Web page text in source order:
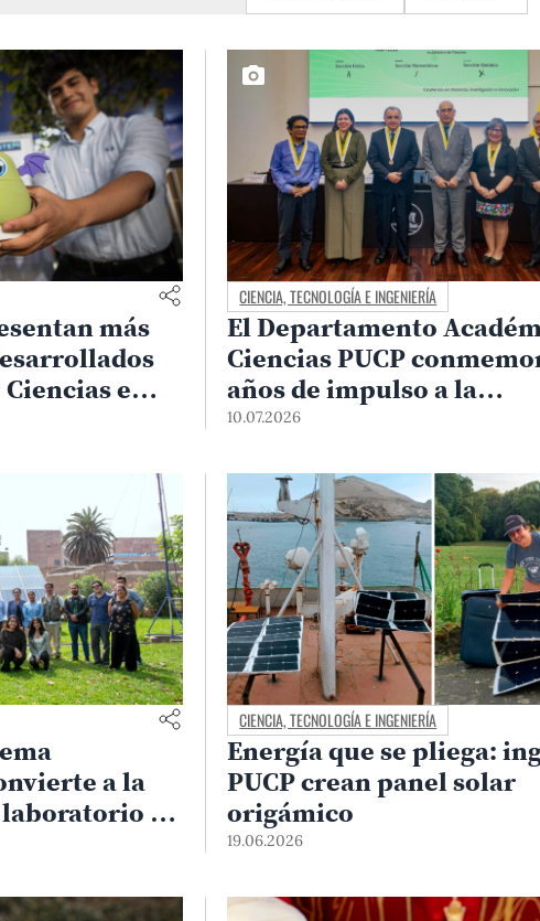
más
e
a
CIENCIA, TECNOLOGÍA E INGENIERÍA
El Departamento
Ciencias PUCP
años de impulso a la
investigación y la
10.07.2026
a la
de
CIENCIA, TECNOLOGÍA E INGENIERÍA
Energía que se pliega:
PUCP crean panel solar
origámico
19.06.2026